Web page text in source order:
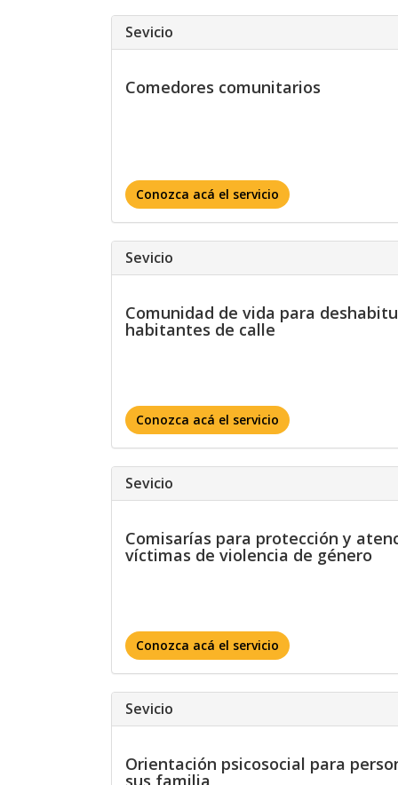
Sevicio
Comedores comunitarios
Conozca acá el servicio
Sevicio
Comunidad de vida para
habitantes de calle
Conozca acá el servicio
Sevicio
Comisarías para protección y
víctimas de violencia de género
Conozca acá el servicio
Sevicio
Orientación psicosocial para
sus familia